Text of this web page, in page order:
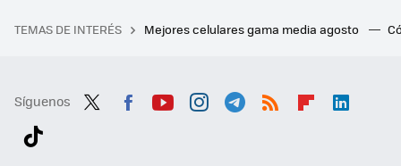
TEMAS DE INTERÉS Mejores celulares gama media agosto
Síguenos